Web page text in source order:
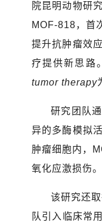
院昆明动物研
MOF-818，首
提升抗肿瘤效
疗提供新思路
tumor therapy
研究团队
异的多酶模拟
肿瘤细胞内，
氧化应激损伤。
该研究还
队引入临床常